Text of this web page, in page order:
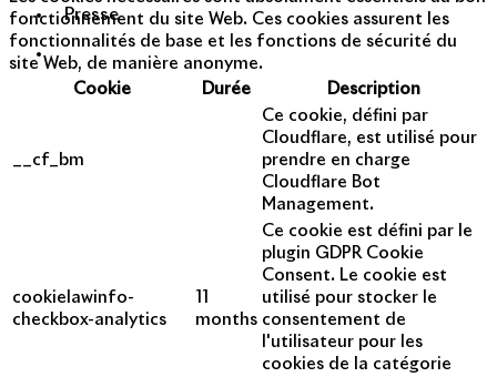
Presse
fonctionnement du site Web. Ces cookies assurent les
fonctionnalités de base et les fonctions de sécurité du
site Web, de manière anonyme.
Cookie
Durée Description
__cf_bm
Ce cookie, défini par
Cloudflare, est utilisé pour
prendre en charge
Cloudflare Bot
Management.
cookielawinfo-
checkbox-analytics
months
Ce cookie est défini par le
plugin GDPR Cookie
Consent. Le cookie est
utilisé pour stocker le
consentement de
l'utilisateur pour les
cookies de la catégorie